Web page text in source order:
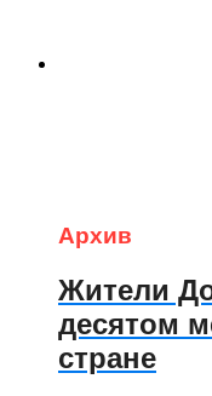
Архив
Жители
десятом
стране